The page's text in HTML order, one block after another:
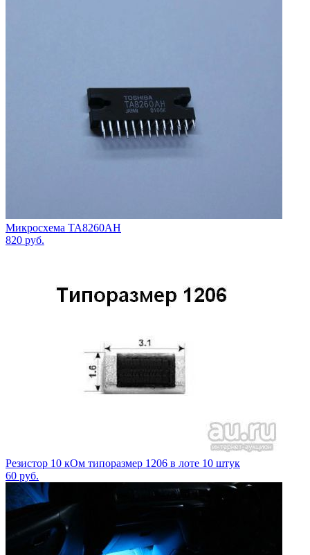
Микросхема TA8260AH
820 руб.
Резистор 10 кОм типоразмер 1206 в лоте 10 штук
60 руб.